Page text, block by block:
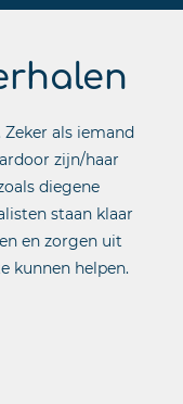
als iemand
zijn/haar
diegene
staan klaar
en zorgen uit
kunnen helpen.